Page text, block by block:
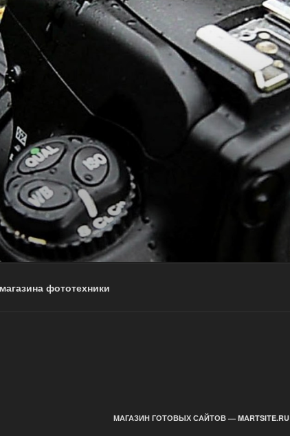
фототехники
МАГАЗИН ГОТОВЫХ САЙТОВ — MARTSITE.RU